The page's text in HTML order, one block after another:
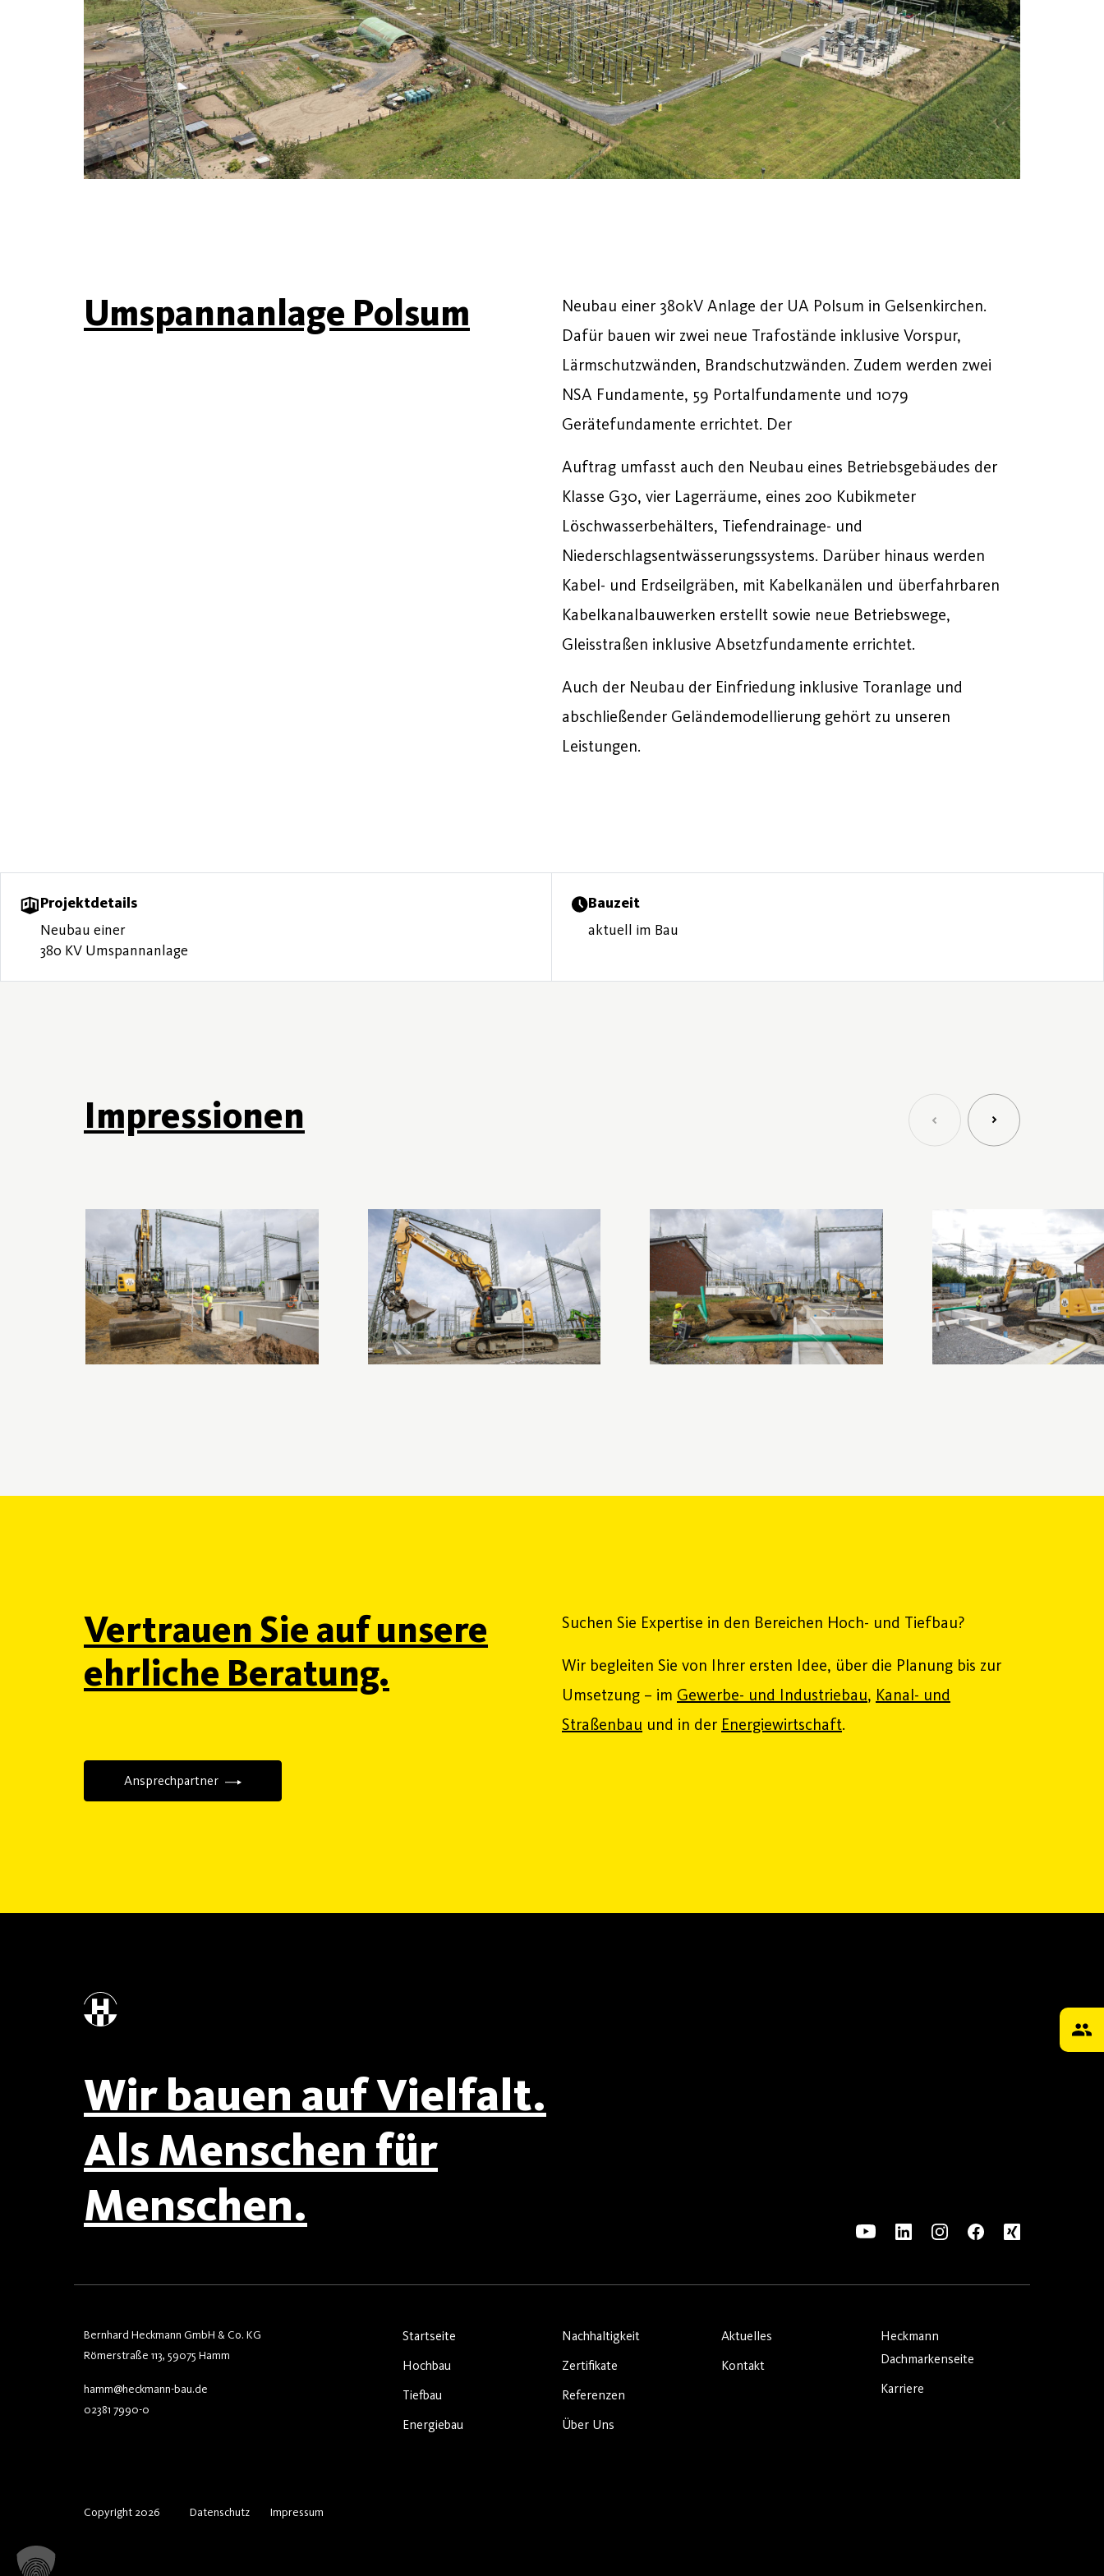
Umspannanlage Polsum
Neubau einer 380kV Anlage der UA Polsum in Gelsenkirchen.
Dafür bauen wir zwei neue Trafostände inklusive Vorspur,
Lärmschutzwänden, Brandschutzwänden. Zudem werden zwei
NSA Fundamente, 59 Portalfundamente und 1079
Gerätefundamente errichtet. Der
Auftrag umfasst auch den Neubau eines Betriebsgebäudes der
Klasse G30, vier Lagerräume, eines 200 Kubikmeter
Löschwasserbehälters, Tiefendrainage- und
Niederschlagsentwässerungssystems. Darüber hinaus werden
Kabel- und Erdseilgräben, mit Kabelkanälen und überfahrbaren
Kabelkanalbauwerken erstellt sowie neue Betriebswege,
Gleisstraßen inklusive Absetzfundamente errichtet.
Auch der Neubau der Einfriedung inklusive Toranlage und
abschließender Geländemodellierung gehört zu unseren
Leistungen.
Projektdetails
Neubau einer
380 KV Umspannanlage
Bauzeit
aktuell im Bau
Impressionen
Vertrauen Sie auf unsere
ehrliche Beratung.
Ansprechpartner
Suchen Sie Expertise in den Bereichen Hoch- und Tiefbau?
Wir begleiten Sie von Ihrer ersten Idee, über die Planung bis zur
Umsetzung – im Gewerbe- und Industriebau, Kanal- und
Straßenbau und in der Energiewirtschaft.
Wir bauen auf Vielfalt.
Als Menschen für
Menschen.
Startseite
Hochbau
Tiefbau
Energiebau
Nachhaltigkeit
Zertifikate
Referenzen
Über Uns
Aktuelles
Kontakt
Heckmann
Dachmarkenseite
Karriere
Bernhard Heckmann GmbH & Co. KG
Römerstraße 113, 59075 Hamm
hamm@heckmann-bau.de
02381 7990-0
Datenschutz Impressum
Copyright 2026